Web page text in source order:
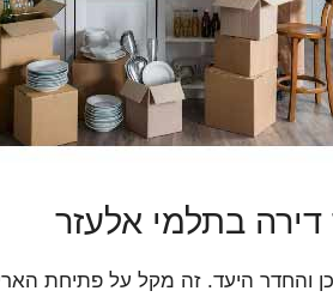
דירה בתלמי אלעזר
והחדר היעד. זה מקל על פתיחת